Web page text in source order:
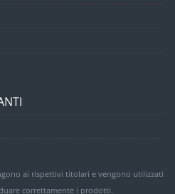
ai rispettivi titolari e vengono utilizzati
correttamente i prodotti.